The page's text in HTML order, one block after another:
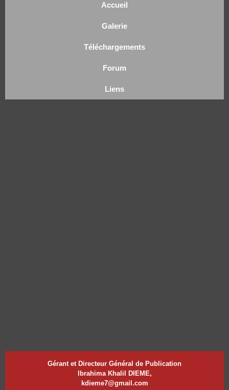
Accueil
Galerie
Téléchargements
Forum
Liens
Gérant et Directeur Général de Publication
Ibrahima Khalil DIEME,
kdieme7@gmail.com